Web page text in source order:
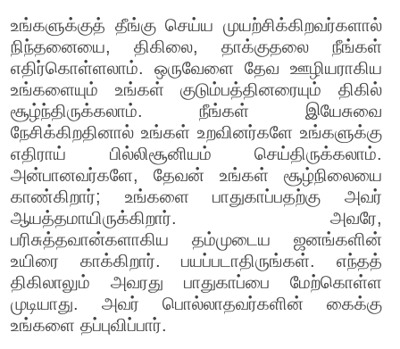
உங்களுக்குத் தீங்கு செய்ய முயற்சிக்கிறவர்களால்
நிந்தனையை, திகிலை, தாக்குதலை நீங்கள்
எதிர்கொள்ளலாம். ஒருவேளை தேவ ஊழியராகிய
உங்களையும் உங்கள் குடும்பத்தினரையும் திகில்
சூழ்ந்திருக்கலாம். நீங்கள் இயேசுவை
நேசிக்கிறதினால் உங்கள் உறவினர்களே உங்களுக்கு
எதிராய் பில்லிசூனியம் செய்திருக்கலாம்.
அன்பானவர்களே, தேவன் உங்கள் சூழ்நிலையை
காண்கிறார்; உங்களை பாதுகாப்பதற்கு அவர்
ஆயத்தமாயிருக்கிறார். அவரே,
பரிசுத்தவான்களாகிய தம்முடைய ஜனங்களின்
உயிரை காக்கிறார். பயப்படாதிருங்கள். எந்தத்
திகிலாலும் அவரது பாதுகாப்பை மேற்கொள்ள
முடியாது. அவர் பொல்லாதவர்களின் கைக்கு
உங்களை தப்புவிப்பார்.